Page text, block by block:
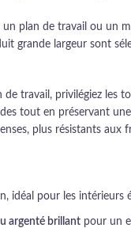
plan de travail ou un
grande largeur sont
travail, privilégiez les
tout en préservant
plus résistants aux
idéal pour les intérieurs
argenté brillant pour un